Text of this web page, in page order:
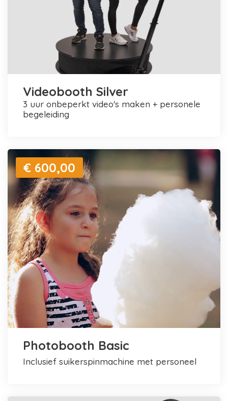
Videobooth Silver
3 uur onbeperkt video's maken + personele
begeleiding
€ 600,00
Photobooth Basic
inclusief suikerspinmachine met personeel